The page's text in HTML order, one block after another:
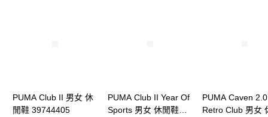
PUMA Club II 男女 休
閒鞋 39744405
PUMA Club II Year Of
Sports 男女 休閒鞋
PUMA Caven 2.0
Retro Club 男女